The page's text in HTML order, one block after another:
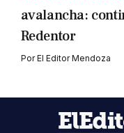
avalancha:
Redentor
PorEl Editor Mendoza